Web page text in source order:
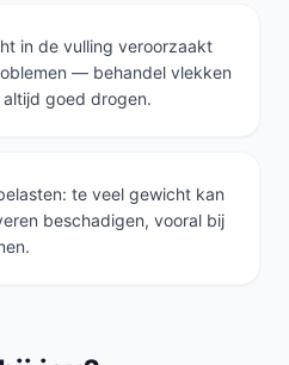
in de vulling veroorzaakt
— behandel vlekken
goed drogen.
te veel gewicht kan
beschadigen, vooral bij